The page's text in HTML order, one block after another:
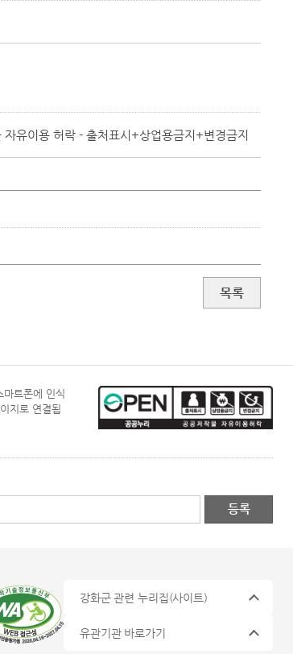
목록
마트폰에 인식
지로 연결됩
강화군 관련 누리집(사이트)
유관기관 바로가기